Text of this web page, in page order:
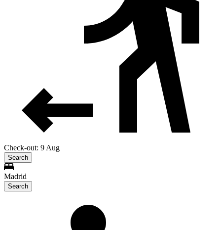
Check-out: 9 Aug
Search
Madrid
Search